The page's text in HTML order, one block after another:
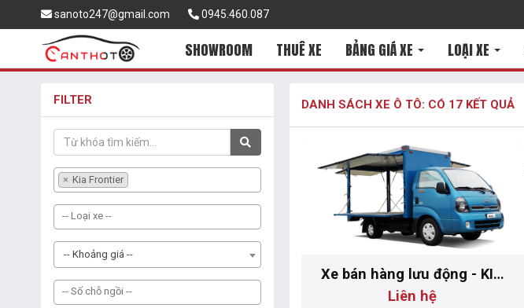
sanoto247@gmail.com 0945.460.087
SHOWROOM THUÊ XE BẢNG GIÁ XE LOẠI XE
FILTER
× Kia Frontier
-- Khoảng giá --
DANH SÁCH XE Ô TÔ: CÓ 17 KẾT QUẢ
Xe bán hàng lưu động - KIA
K250
Liên hệ